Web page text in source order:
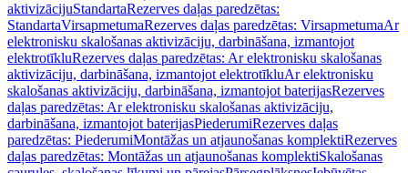
aktivizācijuStandartaRezerves daļas paredzētas:
StandartaVirsapmetumaRezerves daļas paredzētas: VirsapmetumaAr
elektronisku skalošanas aktivizāciju, darbināšana, izmantojot
elektrotīkluRezerves daļas paredzētas: Ar elektronisku skalošanas
aktivizāciju, darbināšana, izmantojot elektrotīkluAr elektronisku
skalošanas aktivizāciju, darbināšana, izmantojot baterijasRezerves
daļas paredzētas: Ar elektronisku skalošanas aktivizāciju,
darbināšana, izmantojot baterijasPiederumiRezerves daļas
paredzētas: PiederumiMontāžas un atjaunošanas komplektiRezerves
daļas paredzētas: Montāžas un atjaunošanas komplektiSkalošanas